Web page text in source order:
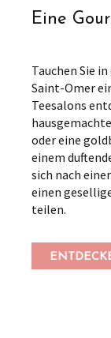
Eine
Tauchen Sie
Saint-Omer
Teesalons
oder eine
einem
sich nach
einen
teilen.